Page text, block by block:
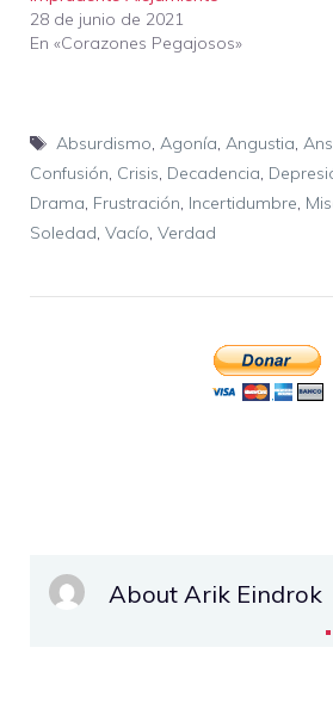
28 de junio de 2021
En «Corazones Pegajosos»
Etiquetas
Absurdismo, Agonía, Angustia,
Confusión, Crisis, Decadencia,
Drama, Frustración, Incertidumbre,
Soledad, Vacío, Verdad
About Arik Eindrok